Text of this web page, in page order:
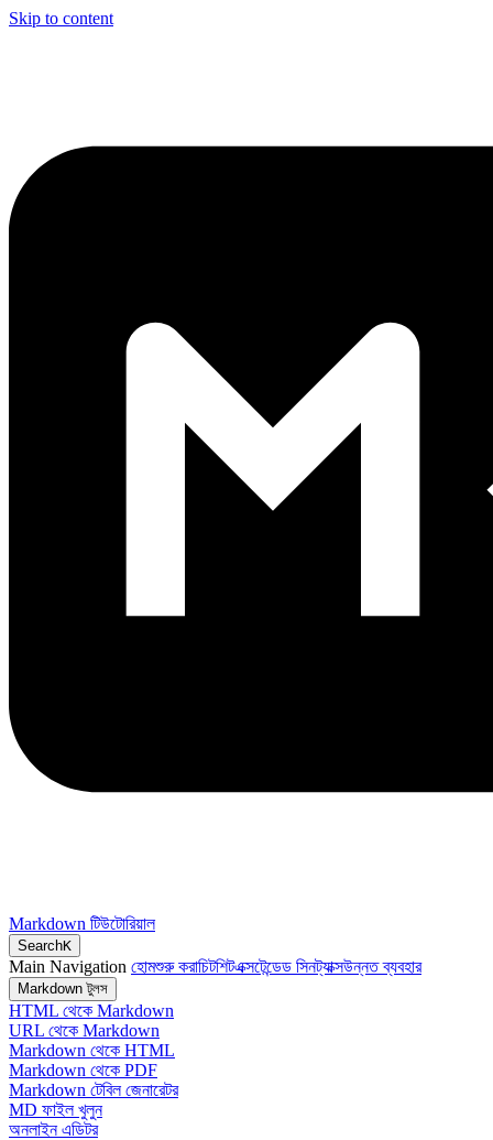
Skip to content
Markdown টিউটোরিয়াল
SearchK
Main Navigation হোমশুরু করাচিটশিটএক্সটেন্ডেড সিনট্যাক্সউন্নত ব্যবহার
Markdown টুলস
HTML থেকে Markdown
URL থেকে Markdown
Markdown থেকে HTML
Markdown থেকে PDF
Markdown টেবিল জেনারেটর
MD ফাইল খুলুন
অনলাইন এডিটর